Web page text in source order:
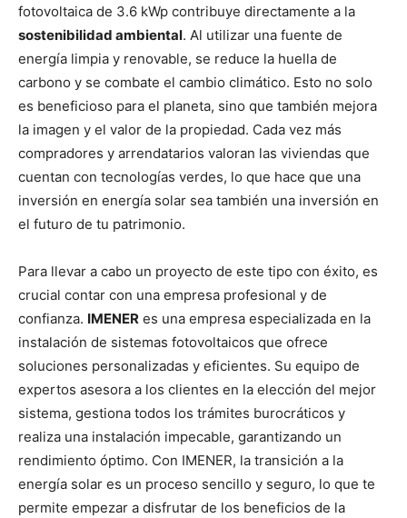
fotovoltaica de 3.6 kWp contribuye directamente a la
sostenibilidad ambiental. Al utilizar una fuente de
energía limpia y renovable, se reduce la huella de
carbono y se combate el cambio climático. Esto no solo
es beneficioso para el planeta, sino que también mejora
la imagen y el valor de la propiedad. Cada vez más
compradores y arrendatarios valoran las viviendas que
cuentan con tecnologías verdes, lo que hace que una
inversión en energía solar sea también una inversión en
el futuro de tu patrimonio.
Para llevar a cabo un proyecto de este tipo con éxito, es
crucial contar con una empresa profesional y de
confianza. IMENER es una empresa especializada en la
instalación de sistemas fotovoltaicos que ofrece
soluciones personalizadas y eficientes. Su equipo de
expertos asesora a los clientes en la elección del mejor
sistema, gestiona todos los trámites burocráticos y
realiza una instalación impecable, garantizando un
rendimiento óptimo. Con IMENER, la transición a la
energía solar es un proceso sencillo y seguro, lo que te
permite empezar a disfrutar de los beneficios de la